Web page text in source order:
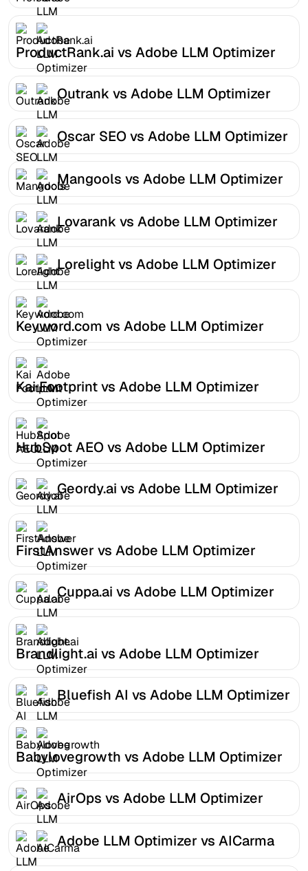
ProductRank.ai vs Adobe LLM Optimizer
Outrank vs Adobe LLM Optimizer
Oscar SEO vs Adobe LLM Optimizer
Mangools vs Adobe LLM Optimizer
Lovarank vs Adobe LLM Optimizer
Lorelight vs Adobe LLM Optimizer
Keyword.com vs Adobe LLM Optimizer
Kai Footprint vs Adobe LLM Optimizer
HubSpot AEO vs Adobe LLM Optimizer
Geordy.ai vs Adobe LLM Optimizer
FirstAnswer vs Adobe LLM Optimizer
Cuppa.ai vs Adobe LLM Optimizer
Brandlight.ai vs Adobe LLM Optimizer
Bluefish AI vs Adobe LLM Optimizer
Babylovegrowth vs Adobe LLM Optimizer
AirOps vs Adobe LLM Optimizer
Adobe LLM Optimizer vs AICarma